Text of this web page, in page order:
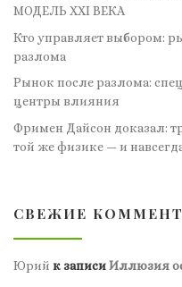
МОДЕЛЬ XXI ВЕКА
Кто управляет выбором:
разлома
Рынок после разлома:
центры влияния
Фримен Дайсон доказал:
той же физике — и
СВЕЖИЕ
Юрий к записиИллюзия